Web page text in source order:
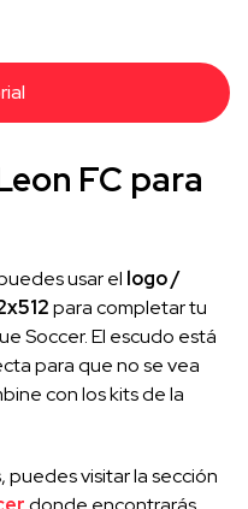
FC para
usar el logo /
para completar tu
Soccer. El escudo está
para que no se vea
con los kits de la
puedes visitar la sección